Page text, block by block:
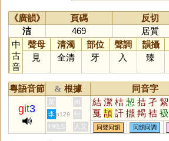
《廣韻》 頁碼 反切
洁
469
居質
中
古
音
聲母 清濁 部位 聲調 韻攝
見
全清 牙 入 臻
粵語音節 & 根據 同音字
git3
黃 周 結 潔 桔 恝 拮 孑 絜
戛 頡 訐 擷 羯 袺 衱
迼 磍 狤 扴 洯 鮚 岊
李 p129
何
HKLS
人文 同聲同韻 同韻同調